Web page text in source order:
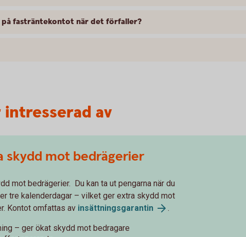
fasträntekontot när det förfaller?
intresserad av
skydd mot bedrägerier
mot bedrägerier. Du kan ta ut pengarna när du
tre kalenderdagar – vilket ger extra skydd mot
Kontot omfattas av insättningsgarantin .
– ger ökat skydd mot bedragare